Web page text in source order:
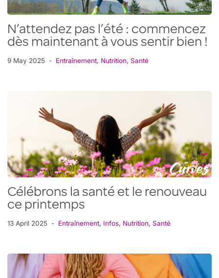
N’attendez pas l’été : commencez
dès maintenant à vous sentir bien !
9 May 2025 Entraînement, Nutrition, Santé
Célébrons la santé et le renouveau
ce printemps
13 April 2025 Entraînement, Infos, Nutrition, Santé